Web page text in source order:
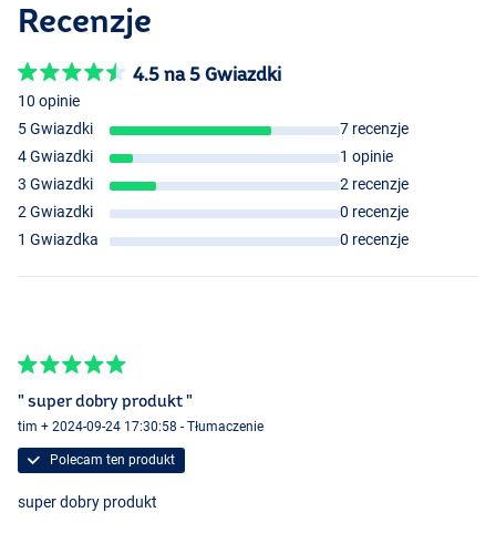
Muddy Brown
Recenzje
4.5 na 5 Gwiazdki
10 opinie
5 Gwiazdki
7 recenzje
4 Gwiazdki
1 opinie
3 Gwiazdki
2 recenzje
2 Gwiazdki
0 recenzje
1 Gwiazdka
0 recenzje
" super dobry produkt "
tim + 2024-09-24 17:30:58 - Tłumaczenie
Polecam ten produkt
super dobry produkt